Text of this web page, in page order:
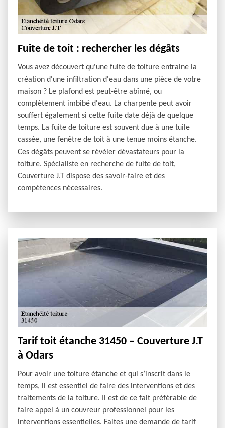
Fuite de toit : rechercher les dégâts
Vous avez découvert qu'une fuite de toiture entraine la
création d'une infiltration d'eau dans une pièce de votre
maison ? Le plafond est peut-être abîmé, ou
complètement imbibé d'eau. La charpente peut avoir
souffert également si cette fuite date déjà de quelque
temps. La fuite de toiture est souvent due à une tuile
cassée, une fenêtre de toit à une tenue moins étanche.
Ces dégâts peuvent se révéler dévastateurs pour la
toiture. Spécialiste en recherche de fuite de toit,
Couverture J.T dispose des savoir-faire et des
compétences nécessaires.
Tarif toit étanche 31450 – Couverture J.T
à Odars
Pour avoir une toiture étanche et qui s’inscrit dans le
temps, il est essentiel de faire des interventions et des
traitements de la toiture. Il est de ce fait préférable de
faire appel à un couvreur professionnel pour les
interventions essentielles. Faites une demande de tarif